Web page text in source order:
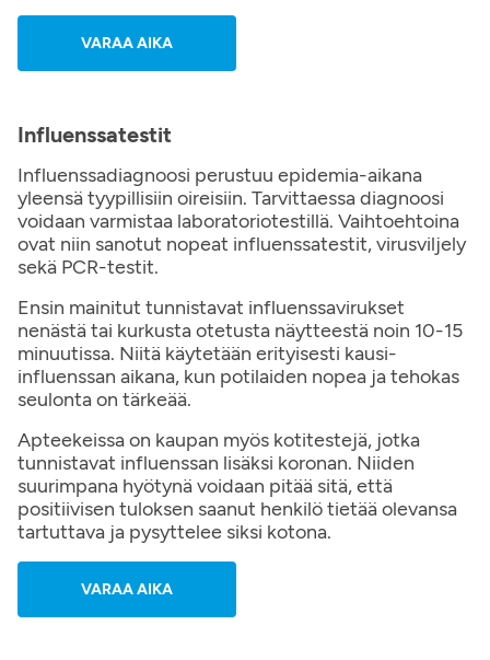
VARAA AIKA
Influenssatestit
Influenssadiagnoosi perustuu epidemia-aikana
yleensä tyypillisiin oireisiin. Tarvittaessa diagnoosi
voidaan varmistaa laboratoriotestillä. Vaihtoehtoina
ovat niin sanotut nopeat influenssatestit, virusviljely
sekä PCR-testit.
Ensin mainitut tunnistavat influenssavirukset
nenästä tai kurkusta otetusta näytteestä noin 10-15
minuutissa. Niitä käytetään erityisesti kausi-
influenssan aikana, kun potilaiden nopea ja tehokas
seulonta on tärkeää.
Apteekeissa on kaupan myös kotitestejä, jotka
tunnistavat influenssan lisäksi koronan. Niiden
suurimpana hyötynä voidaan pitää sitä, että
positiivisen tuloksen saanut henkilö tietää olevansa
tartuttava ja pysyttelee siksi kotona.
VARAA AIKA